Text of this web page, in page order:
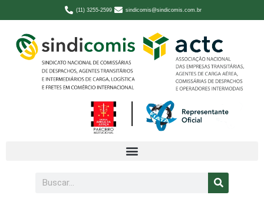
(11) 3255-2599 sindicomis@sindicomis.com.br